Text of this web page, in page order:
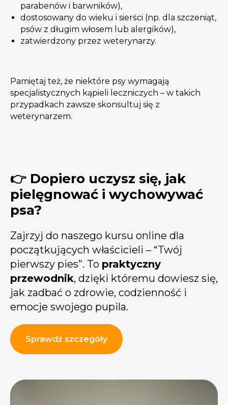
parabenów i barwników),
dostosowany do wieku i sierści (np. dla szczeniąt,
psów z długim włosem lub alergików),
zatwierdzony przez weterynarzy.
Pamiętaj też, że niektóre psy wymagają
specjalistycznych kąpieli leczniczych – w takich
przypadkach zawsze skonsultuj się z
weterynarzem.
👉 Dopiero uczysz się, jak
pielęgnować i wychowywać
psa?
Zajrzyj do naszego kursu online dla
początkujących właścicieli – “Twój
pierwszy pies”. To praktyczny
przewodnik, dzięki któremu dowiesz się,
jak zadbać o zdrowie, codzienność i
emocje swojego pupila.
Sprawdź szczegóły